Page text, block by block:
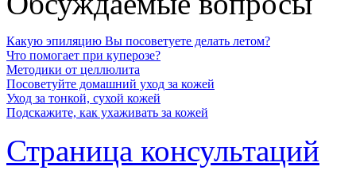
Какую эпиляцию Вы посоветуете делать летом?
Что помогает при куперозе?
Методики от целлюлита
Посоветуйте домашний уход за кожей
Уход за тонкой, сухой кожей
Подскажите, как ухаживать за кожей
Страница консультаций